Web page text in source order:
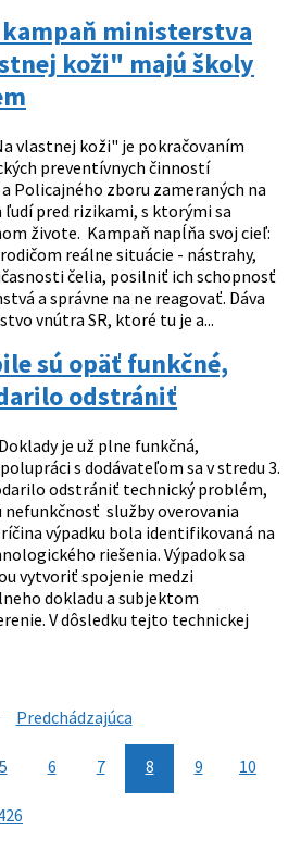
ministerstva
koži" majú školy
vlastnej koži" je pokračovaním
preventívnych činností
Policajného zboru zameraných na
pred rizikami, s ktorými sa
živote. Kampaň napĺňa svoj cieľ:
reálne situácie - nástrahy,
čelia, posilniť ich schopnosť
a správne na ne reagovať. Dáva
vnútra SR, ktoré tu je a...
sú opäť funkčné,
odstrániť
je už plne funkčná,
s dodávateľom sa v stredu 3.
odstrániť technický problém,
služby overovania
výpadku bola identifikovaná na
riešenia. Výpadok sa
vytvoriť spojenie medzi
dokladu a subjektom
V dôsledku tejto technickej
Predchádzajúca
5 6 7 8 9 10